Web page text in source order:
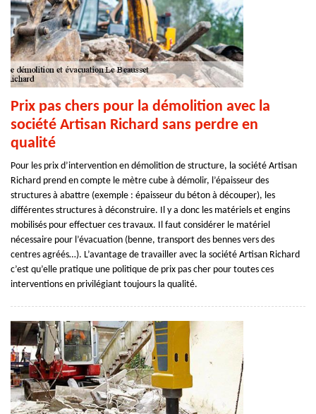
Prix pas chers pour la démolition avec la
société Artisan Richard sans perdre en
qualité
Pour les prix d’intervention en démolition de structure, la société Artisan
Richard prend en compte le mètre cube à démolir, l’épaisseur des
structures à abattre (exemple : épaisseur du béton à découper), les
différentes structures à déconstruire. Il y a donc les matériels et engins
mobilisés pour effectuer ces travaux. Il faut considérer le matériel
nécessaire pour l’évacuation (benne, transport des bennes vers des
centres agréés…). L’avantage de travailler avec la société Artisan Richard
c’est qu’elle pratique une politique de prix pas cher pour toutes ces
interventions en privilégiant toujours la qualité.